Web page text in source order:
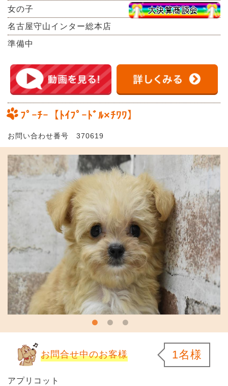
女の子
名古屋守山インター総本店
準備中
ﾌﾟｰﾁｰ【ﾄｲﾌﾟｰﾄﾞﾙ×ﾁﾜﾜ】
お問い合わせ番号 370619
お問合せ中のお客様 1名様
アプリコット